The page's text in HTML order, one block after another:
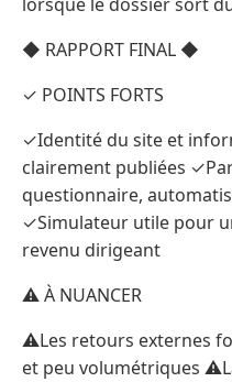
◆ RAPPORT FINAL ◆
✓ POINTS FORTS
✓Identité du site et
clairement publiées
questionnaire,
✓Simulateur utile pour
revenu dirigeant
⚠ À NUANCER
⚠Les retours externes
et peu volumétriques